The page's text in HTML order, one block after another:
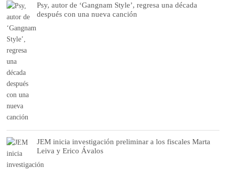
Psy, autor de ‘Gangnam Style’, regresa una década
después con una nueva canción
JEM inicia investigación preliminar a los fiscales Marta
Leiva y Erico Ávalos